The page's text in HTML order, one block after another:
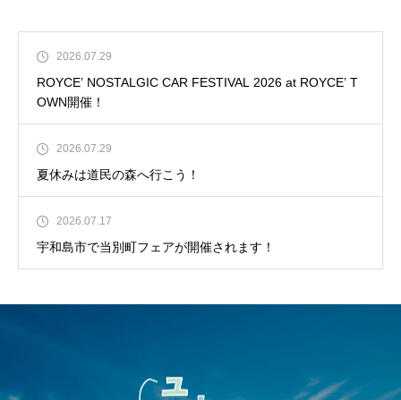
2026.07.29
ROYCE’ NOSTALGIC CAR FESTIVAL 2026 at ROYCE’ T
OWN開催！
2026.07.29
夏休みは道民の森へ行こう！
2026.07.17
宇和島市で当別町フェアが開催されます！